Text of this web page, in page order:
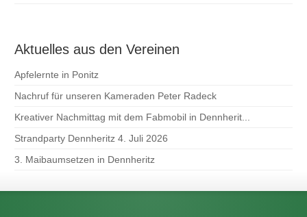
Aktuelles aus den Vereinen
Apfelernte in Ponitz
Nachruf für unseren Kameraden Peter Radeck
Kreativer Nachmittag mit dem Fabmobil in Dennherit...
Strandparty Dennheritz 4. Juli 2026
3. Maibaumsetzen in Dennheritz